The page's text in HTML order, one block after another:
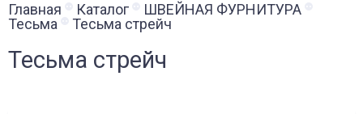
Главная Каталог
ШВЕЙНАЯ ФУРНИТУРА
Тесьма
Тесьма стрейч
Тесьма стрейч